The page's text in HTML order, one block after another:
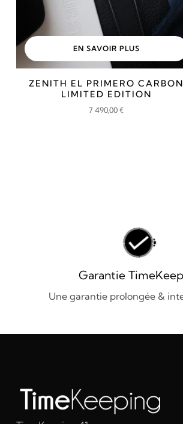
EN SAVOIR PLUS
ZENITH EL PRIMERO CARBON
LIMITED EDITION
7 490,00€
Garantie
Une garantie prolongée &